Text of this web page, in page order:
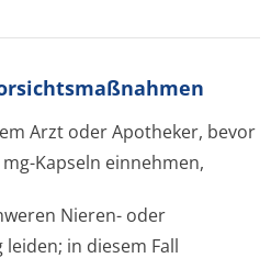
Arzt oder Apotheker, bevor
Kapseln einnehmen,
Nieren- oder
in diesem Fall